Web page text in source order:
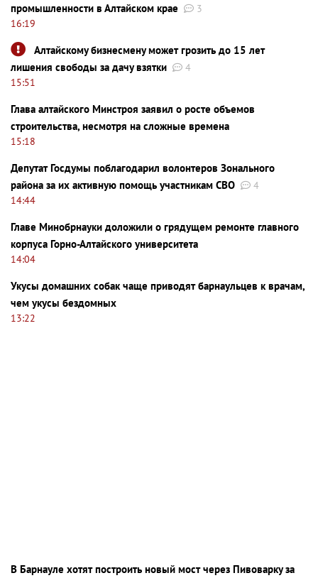
промышленности в Алтайском крае
3
16:19
Алтайскому бизнесмену может грозить до 15 лет
лишения свободы за дачу взятки
4
15:51
Глава алтайского Минстроя заявил о росте объемов
строительства, несмотря на сложные времена
15:18
Депутат Госдумы поблагодарил волонтеров Зонального
района за их активную помощь участникам СВО
4
14:44
Главе Минобрнауки доложили о грядущем ремонте главного
корпуса Горно-Алтайского университета
14:04
Укусы домашних собак чаще приводят барнаульцев к врачам,
чем укусы бездомных
13:22
В Барнауле хотят построить новый мост через Пивоварку за